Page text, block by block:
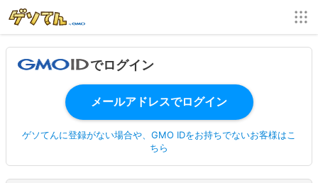
でログイン
ゲソてんに登録がない場合や、GMO IDをお持ちでないお客様はこ
ちら